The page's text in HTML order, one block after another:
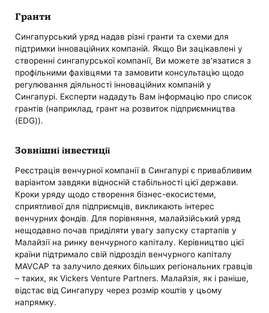
Гранти
Сингапурський уряд надав різні гранти та схеми для
підтримки інноваційних компаній. Якщо Ви зацікавлені у
створенні сингапурської компанії, Ви можете зв'язатися з
профільними фахівцями та замовити консультацію щодо
регулювання діяльності інноваційних компаній у
Сингапурі. Експерти нададуть Вам інформацію про список
грантів (наприклад, грант на розвиток підприємництва
(EDG)).
Зовнішні інвестиції
Реєстрація венчурної компанії в Сингапурі є привабливим
варіантом завдяки відносній стабільності цієї держави.
Кроки уряду щодо створення бізнес-екосистеми,
сприятливої ​​для підприємців, викликають інтерес
венчурних фондів. Для порівняння, малайзійський уряд
нещодавно почав приділяти увагу запуску стартапів у
Малайзії на ринку венчурного капіталу. Керівництво цієї
країни підтримало свій підрозділ венчурного капіталу
MAVCAP та залучило деяких більших регіональних гравців
– таких, як Vickers Venture Partners. Малайзія, як і раніше,
відстає від Сингапуру через розмір коштів у цьому
напрямку.